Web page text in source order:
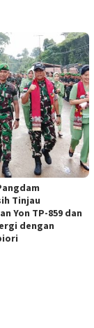
Tinjau
Yon TP-859 dan
dengan